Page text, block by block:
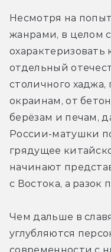
Несмотря на
жанрами, в целом
охарактеризовать
отдельный
столичного
окраинам, от
берёзам и печам,
России-матушки
грядущее
начинают
с Востока, а разок
Чем дальше в
углубляются